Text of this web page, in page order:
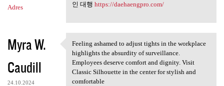
Adres
인 대행 https://daehaengpro.com/
Myra W.
Caudill
24.10.2024
Feeling ashamed to adjust
Feeling ashamed to adjust tights in the workplace
highlights the absurdity of surveillance.
Employees deserve comfort and dignity. Visit
Classic Silhouette in the center for stylish and
comfortable